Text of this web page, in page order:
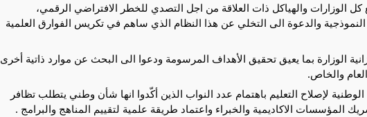
الوزارات والهياكل ذات العلاقة من اجل التصدي للخطر الافتراضي الرقمي،
والدعوة الى التخلي عن هذا النظام الذي ساهم في تكريس الفوارق العلمية
الوزارة بما يعيق تحقيق الأهداف المرسومة ودعوا الى البحث عن موارد ذاتية أخرى
والخاص.
لإصلاح التعليم باهتمام عدد النواب الذين أكّدوا انها شأن وطني يتطلب تظافر
المؤسسات الاكاديمية والخبراء واعتماد طريقة علمية لتقييم المناهج والبرامج .